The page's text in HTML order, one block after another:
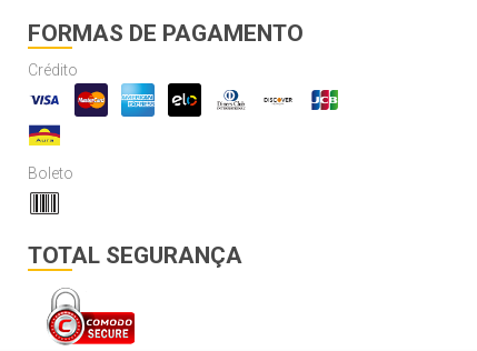
FORMAS DE PAGAMENTO
Crédito
Boleto
TOTAL SEGURANÇA